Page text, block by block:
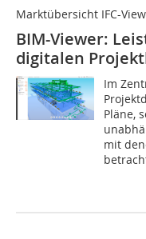
Marktübersicht IFC-
BIM-Viewer:
digitalen
Im
Pläne,
mit